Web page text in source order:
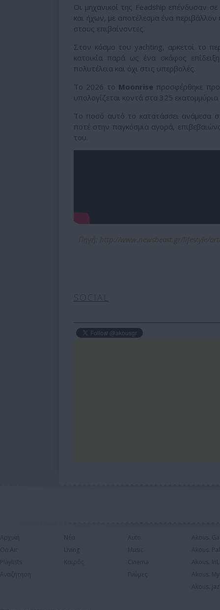
Οι μηχανικοί της Feadship επένδυσαν σε
και ήχων, με αποτέλεσμα ένα
στους επιβαίνοντες.
Στον κόσμο του yachting, αρκετοί το
κατοικία παρά ως ένα σκάφος
πολυτέλεια και όχι στις υπερβολές.
Το 2026 το Moonrise προσφέρθηκε
υπολογίζεται κοντά στα 325
Το ποσό αυτό το κατατάσσει ανάμεσα
ποτέ στην παγκόσμια αγορά,
του.
Πηγή: http://www.newsbeast.gr/lifestyle/
SOCIAL
Αρχική
On Air
Playlists
Αναζήτηση
Νέα
Living
Καιρός
Auto
Music
Cinema
Γνώμες
Akous.
Akous.
Akous.
Akous.
Akous.